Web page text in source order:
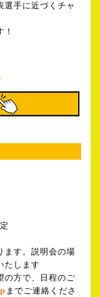
選手に近づくチャ
ます。説明会の場
たします
の方で、日程のご
までご連絡 くださ